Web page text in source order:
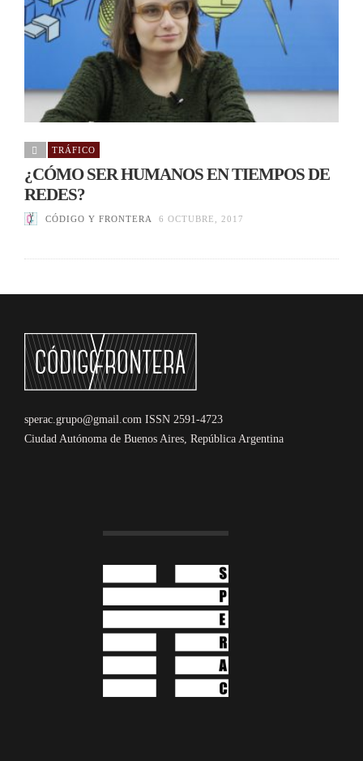
TRÁFICO
¿CÓMO SER HUMANOS EN TIEMPOS DE
REDES?
CÓDIGO Y FRONTERA 6 OCTUBRE, 2017
sperac.grupo@gmail.com ISSN 2591-4723
Ciudad Autónoma de Buenos Aires, República Argentina